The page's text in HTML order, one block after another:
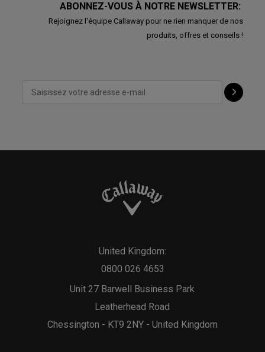
ABONNEZ-VOUS À NOTRE NEWSLETTER:
Rejoignez l'équipe Callaway pour ne rien manquer de nos
produits, offres et conseils !
Unit 27 Barwell Business Park
Leatherhead Road
Chessington - KT9 2NY - United Kingdom
United Kingdom:
0800 026 4653